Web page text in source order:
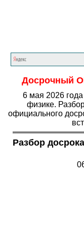
Досрочный
6 мая 2026
физике.
официального
Разбор